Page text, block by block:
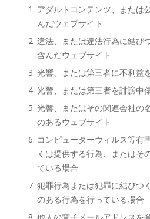
アダルトコンテンツ、または
んだウェブサイト
違法、または違法行為に結び
含んだウェブサイト
光響、または第三者に不利益
光響、または第三者を誹謗中
光響、またはその関連会社の
のあるウェブサイト
コンピューターウィルス等有
くは提供する行為、またはそ
ている場合
犯罪行為または犯罪に結びつ
のある行為を行っている場合